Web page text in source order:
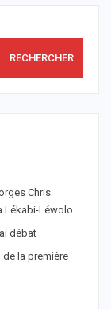
RECHERCHER
Chris
Lékabi-Léwolo
débat
la première